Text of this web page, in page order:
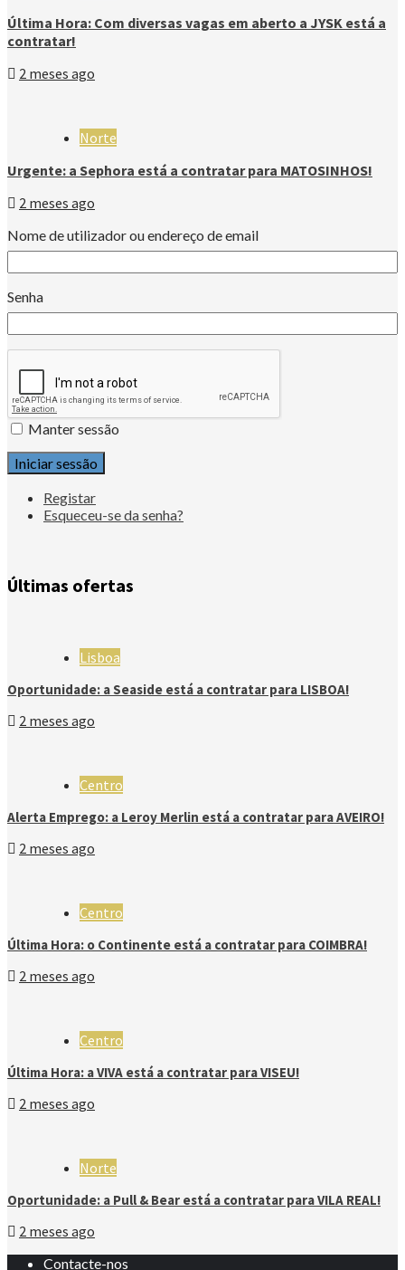
Última Hora: Com diversas vagas em aberto a JYSK está a
contratar!
2 meses ago
Norte
Urgente: a Sephora está a contratar para MATOSINHOS!
2 meses ago
Nome de utilizador ou endereço de email
Senha
Manter sessão
Iniciar sessão
Registar
Esqueceu-se da senha?
Últimas ofertas
Lisboa
Oportunidade: a Seaside está a contratar para LISBOA!
2 meses ago
Centro
Alerta Emprego: a Leroy Merlin está a contratar para AVEIRO!
2 meses ago
Centro
Última Hora: o Continente está a contratar para COIMBRA!
2 meses ago
Centro
Última Hora: a VIVA está a contratar para VISEU!
2 meses ago
Norte
Oportunidade: a Pull & Bear está a contratar para VILA REAL!
2 meses ago
Contacte-nos